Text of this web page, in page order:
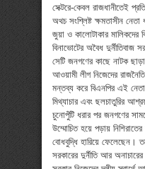
সেক্টরে-কেবল রাজধানীতেই
অথচ সংশ্লিষ্ট ক্ষমতাসীন নেতা
জুয়া ও কালোটাকার মালিকদের
বিনাভোটের অবৈধ দুর্নীতিবাজ
সেটি জনগণের কাছে নাটক
আওয়ামী লীগ নিজেদের
মন্তব্য করে বিএনপির এই
মিথ্যাচার এবং ছলচাতুরির
চুনোপুঁটি ধরার পর জনগণের
উম্মোচিত হয়ে পড়ায় নিশিরাতের
বোধবুদ্ধি হারিয়ে ফেলেছেন।
সরকারের দুর্নীতি আর